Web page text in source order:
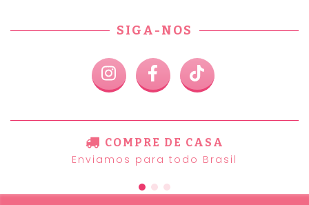
SIGA-NOS
COMPRE DE CASA
Enviamos para todo Brasil